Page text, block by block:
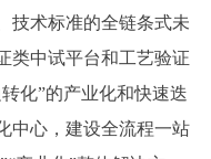
术标准的全链条式未
类中试平台和工艺验证
化”的产业化和快速迭
中心，建设全流程一站